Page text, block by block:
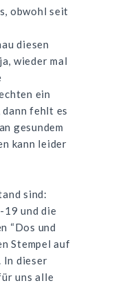
obwohl seit
diesen
wieder mal
ein
fehlt es
gesundem
kann leider
sind:
-19 und die
“Dos und
Stempel auf
In dieser
uns alle